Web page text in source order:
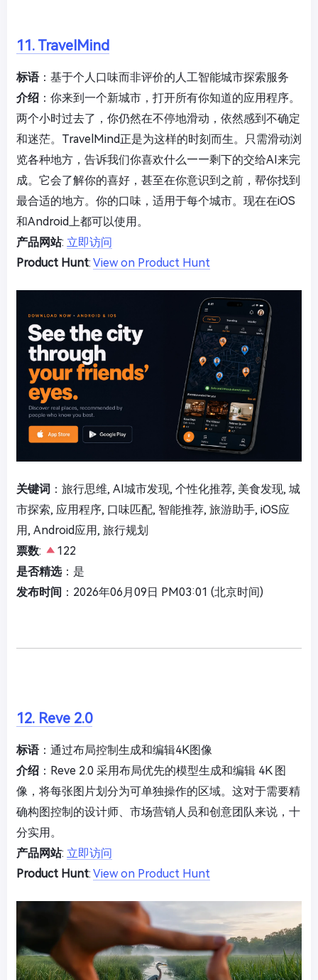
11. TravelMind
标语：基于个人口味而非评价的人工智能城市探索服务
介绍 ：你来到一个新城市，打开所有你知道的应用程序。
两个小时过去了，你仍然在不停地滑动，依然感到不确定
和迷茫。TravelMind正是为这样的时刻而生。只需滑动浏
览各种地方，告诉我们你喜欢什么——剩下的交给AI来完
成。它会了解你的喜好，甚至在你意识到之前，帮你找到
最合适的地方。你的口味，适用于每个城市。现在在iOS
和Android上都可以使用。
产品网站: 立即访问
Product Hunt: View on Product Hunt
关键词 ：旅行思维, AI城市发现, 个性化推荐, 美食发现, 城
市探索, 应用程序, 口味匹配, 智能推荐, 旅游助手, iOS应
用, Android应用, 旅行规划
票数:
122
是否精选：是
发布时间 ：2026年06月09日 PM03:01 (北京时间)
12. Reve 2.0
标语：通过布局控制生成和编辑4K图像
介绍 ：Reve 2.0 采用布局优先的模型生成和编辑 4K 图
像，将每张图片划分为可单独操作的区域。这对于需要精
确构图控制的设计师、市场营销人员和创意团队来说，十
分实用。
产品网站: 立即访问
Product Hunt: View on Product Hunt